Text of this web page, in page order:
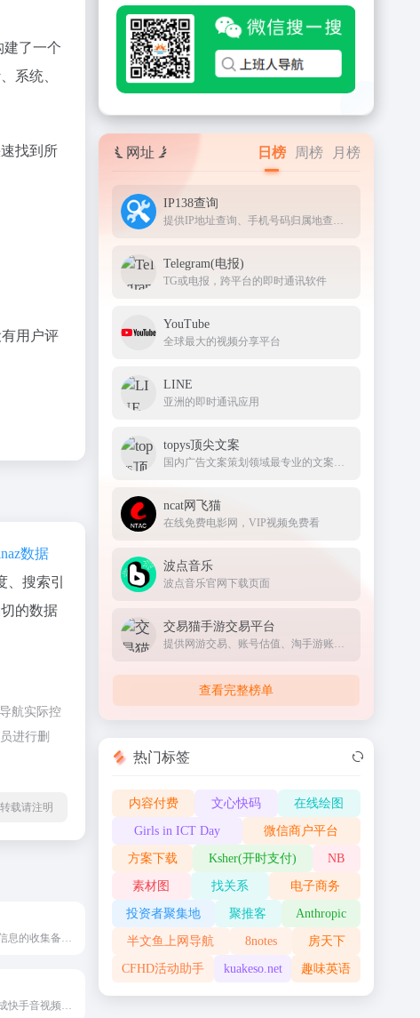
建了一个
系统、
找到所
用户评
数据
搜索引
的数据
航实际控
进行删
载请注明
网址 日榜 周榜 月榜
IP138查询
提供IP地址查询、手机号码归属地查询、邮政编码查询及身份证号码验证等服务
Telegram(电报)
TG或电报，跨平台的即时通讯软件
YouTube
全球最大的视频分享平台
LINE
亚洲的即时通讯应用
topys顶尖文案
国内广告文案策划领域最专业的文案资源、信息资讯的发布与共享平台
ncat网飞猫
在线免费电影网，VIP视频免费看
波点音乐
波点音乐官网下载页面
交易猫手游交易平台
提供网游交易、账号估值、淘手游账号、装备道具交易、买号卖号、游戏代练、苹果代充值、游戏充值、首充号等服务，手游交易就上交易猫官网
查看完整榜单
热门标签
内容付费 文心快码 在线绘图
Girls in ICT Day 微信商户平台
方案下载 Ksher(开时支付) NB
素材图 找关系 电子商务
投资者聚集地 聚推客 Anthropic
半文鱼上网导航 8notes 房天下
CFHD活动助手 kuakeso.net 趣味英语